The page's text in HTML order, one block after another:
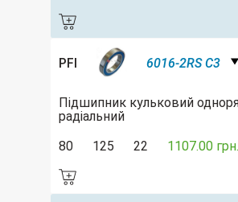
PFI 6016-2RS C3
Підшипник кульковий
радіальний
80
125 22 1107.00 грн.